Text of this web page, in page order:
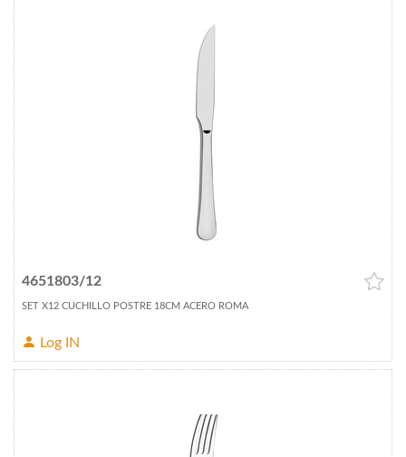
4651803/12
SET X12 CUCHILLO POSTRE 18CM ACERO ROMA
Log IN